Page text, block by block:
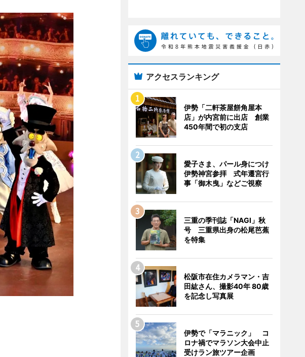
アクセスランキング
伊勢「二軒茶屋餅角屋本
店」が内宮前に出店 創業
450年間で初の支店
愛子さま、パール身につけ
伊勢神宮参拝 式年遷宮行
事「御木曳」などご視察
三重の季刊誌「NAGI」秋
号 三重県出身の松尾芭蕉
を特集
松阪市在住カメラマン・吉
田紘さん、撮影40年 80歳
を記念し写真展
伊勢で「マラニック」 コ
ロナ禍でマラソン大会中止
受けラン旅ツアー企画